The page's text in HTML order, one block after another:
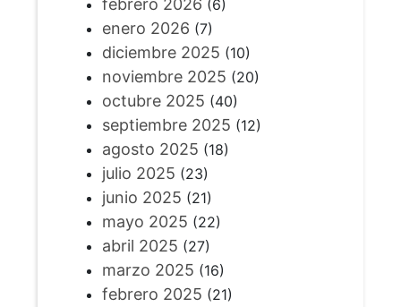
febrero 2026 (6)
enero 2026 (7)
diciembre 2025 (10)
noviembre 2025 (20)
octubre 2025 (40)
septiembre 2025 (12)
agosto 2025 (18)
julio 2025 (23)
junio 2025 (21)
mayo 2025 (22)
abril 2025 (27)
marzo 2025 (16)
febrero 2025 (21)